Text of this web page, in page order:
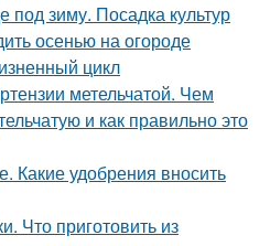
под зиму. Посадка культур
осенью на огороде
цикл
метельчатой. Чем
и как правильно это
Какие удобрения вносить
Что приготовить из